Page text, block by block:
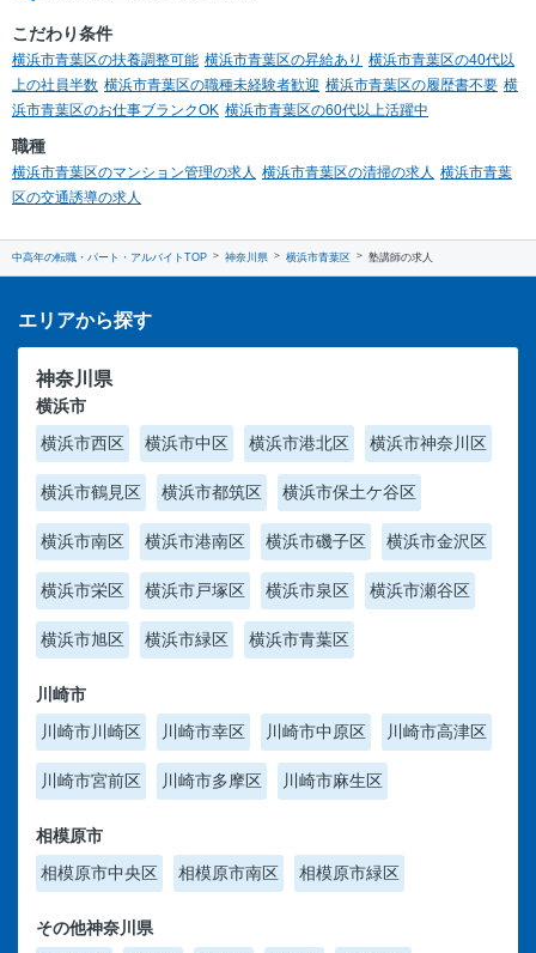
こだわり条件
横浜市青葉区の扶養調整可能 横浜市青葉区の昇給あり 横浜市青葉区の40代以
上の社員半数 横浜市青葉区の職種未経験者歓迎 横浜市青葉区の履歴書不要 横
浜市青葉区のお仕事ブランクOK 横浜市青葉区の60代以上活躍中
職種
横浜市青葉区のマンション管理の求人 横浜市青葉区の清掃の求人 横浜市青葉
区の交通誘導の求人
中高年の転職・パート・アルバイトTOP 神奈川県 横浜市青葉区 塾講師の求人
エリアから探す
神奈川県
横浜市
横浜市西区
横浜市中区 横浜市港北区 横浜市神奈川区
横浜市鶴見区 横浜市都筑区 横浜市保土ケ谷区
横浜市南区 横浜市港南区 横浜市磯子区 横浜市金沢区
横浜市栄区 横浜市戸塚区 横浜市泉区 横浜市瀬谷区
横浜市旭区 横浜市緑区 横浜市青葉区
川崎市
川崎市川崎区
川崎市幸区 川崎市中原区 川崎市高津区
川崎市宮前区 川崎市多摩区 川崎市麻生区
相模原市
相模原市中央区
相模原市南区 相模原市緑区
その他神奈川県